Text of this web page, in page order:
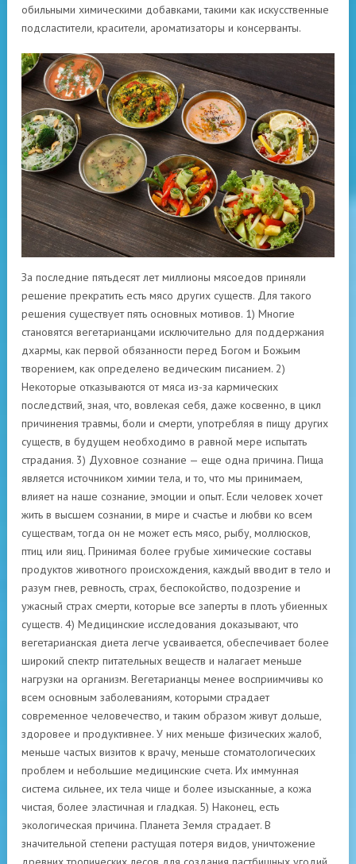
обильными химическими добавками, такими как искусственные
подсластители, красители, ароматизаторы и консерванты.
За последние пятьдесят лет миллионы мясоедов приняли
решение прекратить есть мясо других существ. Для такого
решения существует пять основных мотивов. 1) Многие
становятся вегетарианцами исключительно для поддержания
дхармы, как первой обязанности перед Богом и Божьим
творением, как определено ведическим писанием. 2)
Некоторые отказываются от мяса из-за кармических
последствий, зная, что, вовлекая себя, даже косвенно, в цикл
причинения травмы, боли и смерти, употребляя в пищу других
существ, в будущем необходимо в равной мере испытать
страдания. 3) Духовное сознание — еще одна причина. Пища
является источником химии тела, и то, что мы принимаем,
влияет на наше сознание, эмоции и опыт. Если человек хочет
жить в высшем сознании, в мире и счастье и любви ко всем
существам, тогда он не может есть мясо, рыбу, моллюсков,
птиц или яиц. Принимая более грубые химические составы
продуктов животного происхождения, каждый вводит в тело и
разум гнев, ревность, страх, беспокойство, подозрение и
ужасный страх смерти, которые все заперты в плоть убиенных
существ. 4) Медицинские исследования доказывают, что
вегетарианская диета легче усваивается, обеспечивает более
широкий спектр питательных веществ и налагает меньше
нагрузки на организм. Вегетарианцы менее восприимчивы ко
всем основным заболеваниям, которыми страдает
современное человечество, и таким образом живут дольше,
здоровее и продуктивнее. У них меньше физических жалоб,
меньше частых визитов к врачу, меньше стоматологических
проблем и небольшие медицинские счета. Их иммунная
система сильнее, их тела чище и более изысканные, а кожа
чистая, более эластичная и гладкая. 5) Наконец, есть
экологическая причина. Планета Земля страдает. В
значительной степени растущая потеря видов, уничтожение